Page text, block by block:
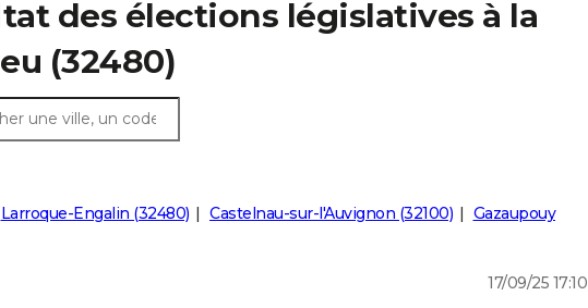
des élections législatives à la
(32480)
Larroque-Engalin (32480) Castelnau-sur-l'Auvignon (32100)
Gazaupouy
17/09/25 17:10